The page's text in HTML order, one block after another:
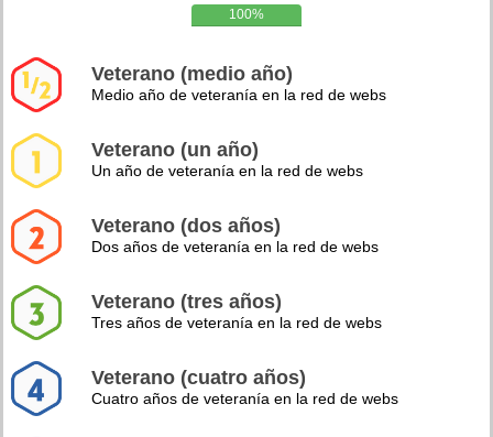
100%
Veterano (medio año)
Medio año de veteranía en la red de webs
Veterano (un año)
Un año de veteranía en la red de webs
Veterano (dos años)
Dos años de veteranía en la red de webs
Veterano (tres años)
Tres años de veteranía en la red de webs
Veterano (cuatro años)
Cuatro años de veteranía en la red de webs